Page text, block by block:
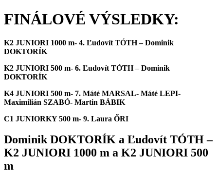
FINÁLOVÉ VÝSLEDKY:
K2 JUNIORI 1000 m- 4. Ľudovít TÓTH – Dominik
DOKTORÍK
K2 JUNIORI 500 m- 6. Ľudovít TÓTH – Dominik
DOKTORÍK
K4 JUNIORI 500 m- 7. Máté MARSAL- Máté LEPI-
Maximilián SZABÓ- Martin BÁBIK
C1 JUNIORKY500 m- 9. Laura ŐRI
Dominik DOKTORÍK a Ľudovít TÓTH –
K2 JUNIORI 1000 m a K2 JUNIORI 500
m